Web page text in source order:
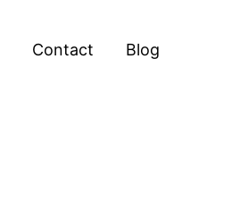
Contact Blog